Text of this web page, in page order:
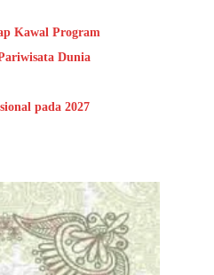
Kawal Program
Dunia
pada 2027